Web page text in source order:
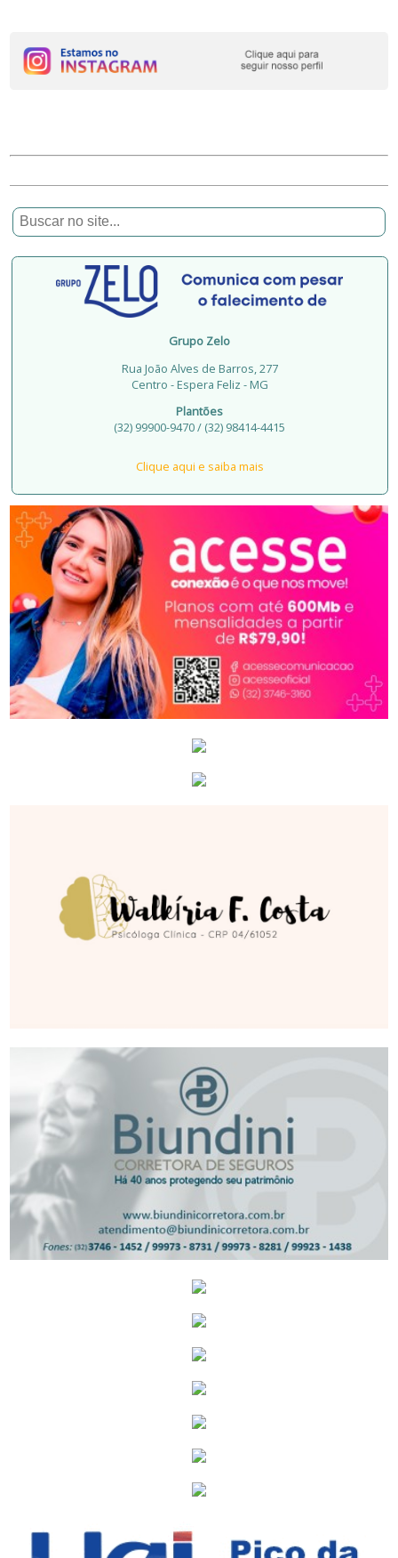
Grupo Zelo
Rua João Alves de Barros, 277
Centro - Espera Feliz - MG
Plantões
(32) 99900-9470 / (32) 98414-4415
Clique aqui e saiba mais